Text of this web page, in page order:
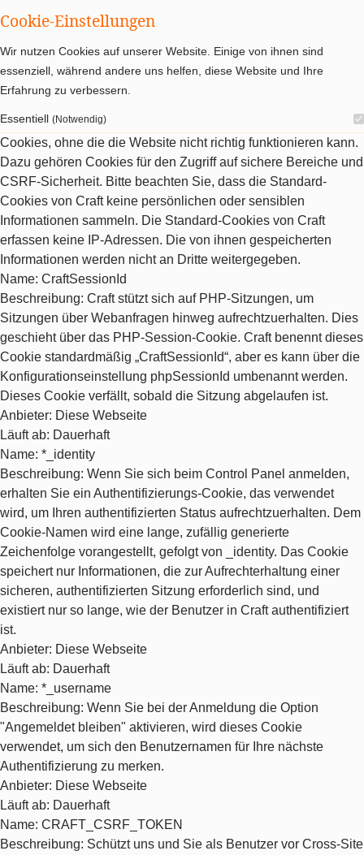
Cookie-Einstellungen
Wir nutzen Cookies auf unserer Website. Einige von ihnen sind
essenziell, während andere uns helfen, diese Website und Ihre
Erfahrung zu verbessern.
Essentiell (Notwendig)
Cookies, ohne die die Website nicht richtig funktionieren kann.
Dazu gehören Cookies für den Zugriff auf sichere Bereiche und
CSRF-Sicherheit. Bitte beachten Sie, dass die Standard-
Cookies von Craft keine persönlichen oder sensiblen
Informationen sammeln. Die Standard-Cookies von Craft
erfassen keine IP-Adressen. Die von ihnen gespeicherten
Informationen werden nicht an Dritte weitergegeben.
Name: CraftSessionId
Beschreibung: Craft stützt sich auf PHP-Sitzungen, um
Sitzungen über Webanfragen hinweg aufrechtzuerhalten. Dies
geschieht über das PHP-Session-Cookie. Craft benennt dieses
Cookie standardmäßig „CraftSessionId“, aber es kann über die
Konfigurationseinstellung phpSessionId umbenannt werden.
Dieses Cookie verfällt, sobald die Sitzung abgelaufen ist.
Anbieter: Diese Webseite
Läuft ab: Dauerhaft
Name: *_identity
Beschreibung: Wenn Sie sich beim Control Panel anmelden,
erhalten Sie ein Authentifizierungs-Cookie, das verwendet
wird, um Ihren authentifizierten Status aufrechtzuerhalten. Dem
Cookie-Namen wird eine lange, zufällig generierte
Zeichenfolge vorangestellt, gefolgt von _identity. Das Cookie
speichert nur Informationen, die zur Aufrechterhaltung einer
sicheren, authentifizierten Sitzung erforderlich sind, und
existiert nur so lange, wie der Benutzer in Craft authentifiziert
ist.
Anbieter: Diese Webseite
Läuft ab: Dauerhaft
Name: *_username
Beschreibung: Wenn Sie bei der Anmeldung die Option
"Angemeldet bleiben" aktivieren, wird dieses Cookie
verwendet, um sich den Benutzernamen für Ihre nächste
Authentifizierung zu merken.
Anbieter: Diese Webseite
Läuft ab: Dauerhaft
Name: CRAFT_CSRF_TOKEN
Beschreibung: Schützt uns und Sie als Benutzer vor Cross-Site